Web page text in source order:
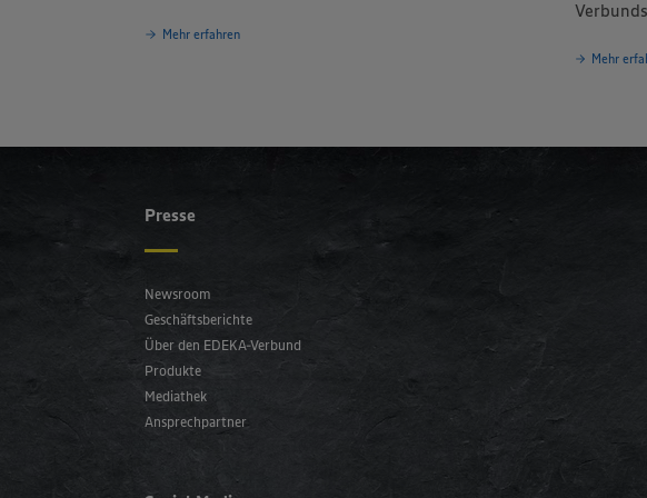
Mehr erfahren
Mehr
Presse
Newsroom
Geschäftsberichte
Über den EDEKA-Verbund
Produkte
Mediathek
Ansprechpartner